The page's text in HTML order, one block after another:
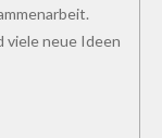
viele neue Ideen